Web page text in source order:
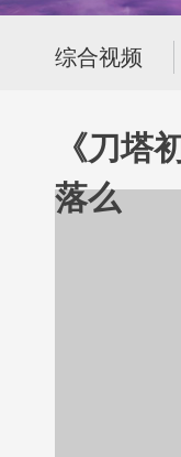
综合视频
《刀塔
落么